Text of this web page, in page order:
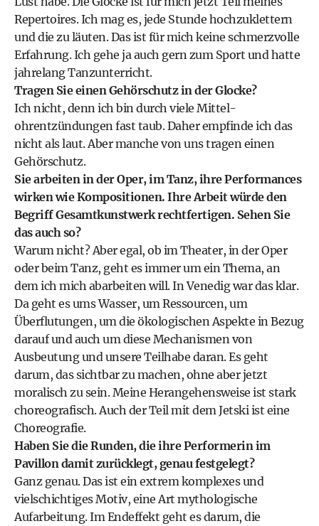
Repertoires. Ich mag es, jede Stunde hochzuklettern
und die zu läuten. Das ist für mich keine schmerzvolle
Erfahrung. Ich gehe ja auch gern zum Sport und hatte
jahrelang Tanzunterricht.
Tragen Sie einen Gehörschutz in der Glocke?
Ich nicht, denn ich bin durch viele Mittel­
ohrentzündungen fast taub. Daher empfinde ich das
nicht als laut. Aber manche von uns tragen einen
Gehörschutz.
Sie arbeiten in der Oper, im Tanz, ihre Performances
wirken wie Kompositionen. Ihre Arbeit würde den
Begriff Gesamtkunstwerk rechtfertigen. Sehen Sie
das auch so?
Warum nicht? Aber egal, ob im Theater, in der Oper
oder beim Tanz, geht es immer um ein Thema, an
dem ich mich abarbeiten will. In Venedig war das klar.
Da geht es ums Wasser, um Ressourcen, um
Überflutungen, um die ökologischen Aspekte in Bezug
darauf und auch um diese Mechanismen von
Ausbeutung und unsere Teilhabe daran. Es geht
darum, das sichtbar zu machen, ohne aber jetzt
moralisch zu sein. Meine Herangehensweise ist stark
choreografisch. Auch der Teil mit dem Jetski ist eine
Choreografie.
Haben Sie die Runden, die ihre Performerin im
Pavillon damit zurücklegt, genau festgelegt?
Ganz genau. Das ist ein extrem komplexes und
vielschichtiges Motiv, eine Art mythologische
Aufarbeitung. Im Endeffekt geht es darum, die